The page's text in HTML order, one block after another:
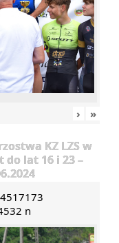
› »
KZ LZS w
do lat 16 i 23 –
n